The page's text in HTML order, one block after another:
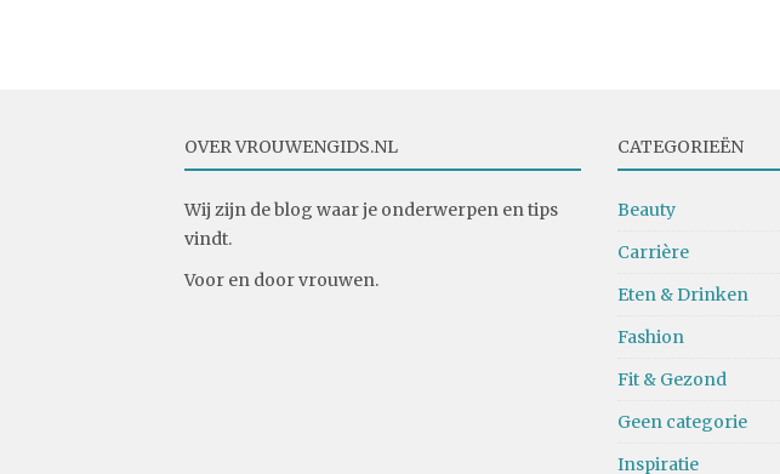
OVER VROUWENGIDS.NL
Wij zijn de blog waar je onderwerpen en tips
vindt.
Voor en door vrouwen.
CATEGORIEËN
Beauty
Carrière
Eten & Drinken
Fashion
Fit & Gezond
Geen categorie
Inspiratie